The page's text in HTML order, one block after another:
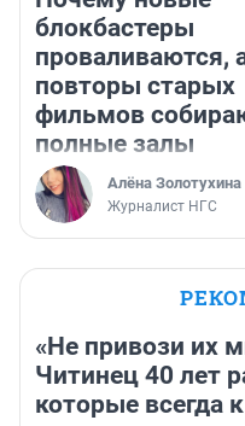
блокбастеры
проваливаются,
повторы старых
фильмов
полные залы
Алёна Золотухина
Журналист НГС
«Не привози их
Читинец 40 лет
которые всегда